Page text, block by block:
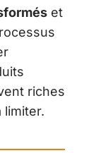
et
riches
limiter.